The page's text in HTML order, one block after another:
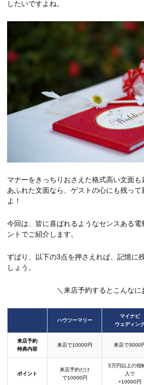
したいですよね。
マナーをきっちりおさえた格式高い文面
あふれた文面なら、ゲストの心にも残っ
よ！
今回は、皆に喜ばれるようなセンスある電
ントでご紹介します。
ずばり、以下の3点を押さえれば、記憶に
しょう。
＼来店予約するとこんなに
ハウツーマリー
マイナビ
ウェディン
来店予約
特典内容
来店で10000円 来店で3000
ポイント
来店予約だけ
で10000円
5万円以上の指
入で
+10000円